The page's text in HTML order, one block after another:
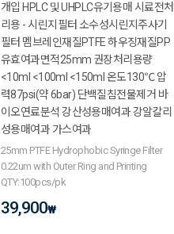
개입 HPLC 및 UHPLC유기용매 시료전처
리용 - 시린지필터 소수성시린지주사기
필터 멤브레인재질PTFE 하우징재질PP
유효여과면적25mm 권장처리용량
<10ml <100ml <150ml 온도130℃ 압
력87psi(약 6bar) 단백질침전물제거 바
이오연료분석 강산성용매여과 강알칼리
성용매여과 가스여과
25mm PTFE Hydrophobic Syringe Filter
0.22um with Outer Ring and Printing
QTY:100pcs/pk
39,900₩